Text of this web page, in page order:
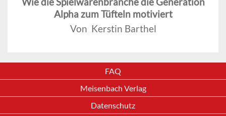
Alpha zum Tüfteln motiviert
Von Kerstin Barthel
FAQ
Meisenbach Verlag
Datenschutz